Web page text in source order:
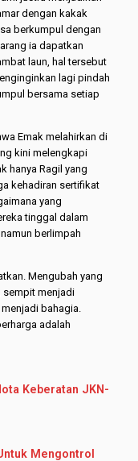
dengan kakak
berkumpul dengan
ia dapatkan
laun, hal tersebut
lagi pindah
bersama setiap
Emak melahirkan di
kini melengkapi
hanya Ragil yang
kehadiran sertifikat
yang
tinggal dalam
berlimpah
Mengubah yang
sempit menjadi
bahagia.
adalah
Keberatan JKN-
Mengontrol